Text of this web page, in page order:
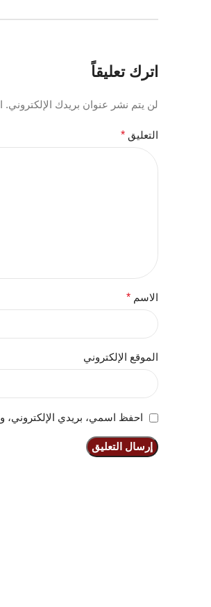
اترك تعليقاً
لن يتم نشر عنوان بريدك الإلكتروني.
التعليق *
الاسم *
الموقع الإلكتروني
احفظ اسمي، بريدي الإلكتروني،